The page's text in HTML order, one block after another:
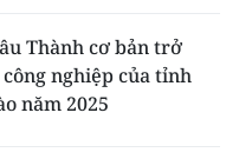
Thành cơ bản trở
nghiệp của tỉnh
năm 2025